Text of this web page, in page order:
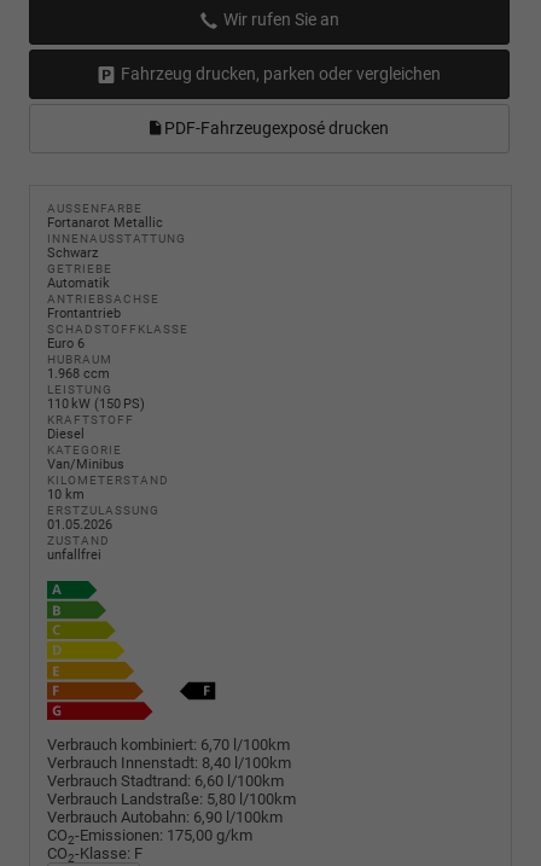
Wir rufen Sie an
Fahrzeug drucken, parken oder vergleichen
PDF-Fahrzeugexposé drucken
AUSSENFARBE
Fortanarot Metallic
INNENAUSSTATTUNG
Schwarz
GETRIEBE
Automatik
ANTRIEBSACHSE
Frontantrieb
SCHADSTOFFKLASSE
Euro 6
HUBRAUM
1.968 ccm
LEISTUNG
110 kW (150 PS)
KRAFTSTOFF
Diesel
KATEGORIE
Van/Minibus
KILOMETERSTAND
10 km
ERSTZULASSUNG
01.05.2026
ZUSTAND
unfallfrei
Verbrauch kombiniert: 6,70 l/100km
Verbrauch Innenstadt: 8,40 l/100km
Verbrauch Stadtrand: 6,60 l/100km
Verbrauch Landstraße: 5,80 l/100km
Verbrauch Autobahn: 6,90 l/100km
CO2-Emissionen: 175,00 g/km
CO2-Klasse: F